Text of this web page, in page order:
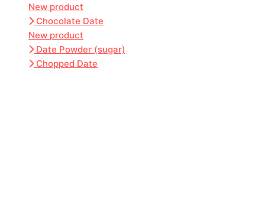
New product
Chocolate Date
New product
Date Powder (sugar)
Chopped Date